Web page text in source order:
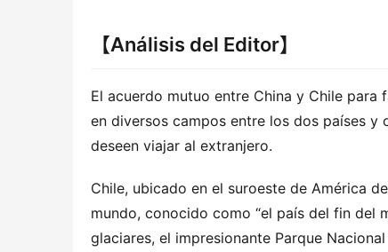
【Análisis del Editor】
El acuerdo mutuo entre China y Chile
en diversos campos entre los dos países y
deseen viajar al extranjero.
Chile, ubicado en el suroeste de América
mundo, conocido como “el país del fin del
glaciares, el impresionante Parque